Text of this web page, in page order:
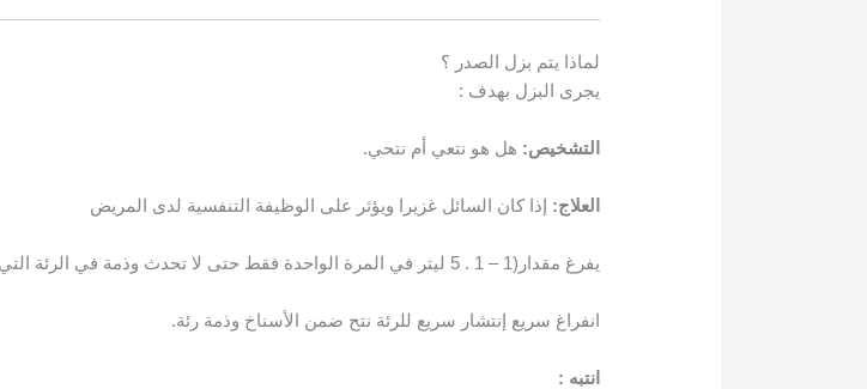
لماذا يتم بزل الصدر ؟
يجرى البزل بهدف :
التشخيص: هل هو نتعي أم نتحي.
العلاج: إذا كان السائل غزيرا ويؤثر على الوظيفة التنفسية لدى المريض
يفرغ مقدار(1 – 1 . 5 ليتر في المرة الواحدة فقط حتى لا تحدث وذمة في الرئة التي كانت مضغوطة بالإنصباب
انفراغ سريع إنتشار سريع للرئة نتح ضمن الأسناخ وذمة رئة.
انتبه :